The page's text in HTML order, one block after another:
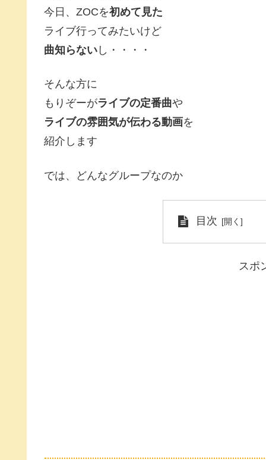
今日、ZOCを初めて見た
ライブ行ってみたいけど
曲知らない し・・・・
そんな方に
もりぞーがライブの定番曲や
ライブの雰囲気が伝わる動画を
紹介します
では、どんなグループなのか
目次
スポ